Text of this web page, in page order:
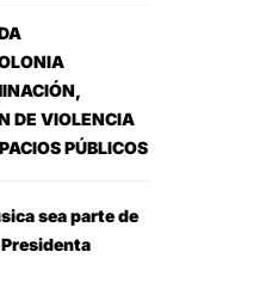
DE VIOLENCIA
PÚBLICOS
sea parte de